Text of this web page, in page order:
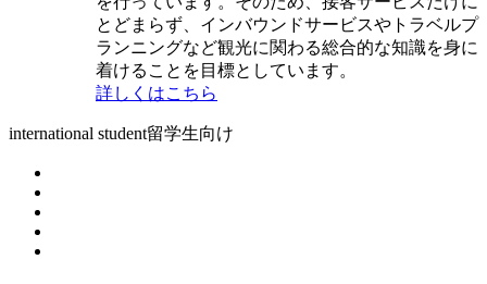
とどまらず、インバウンドサービスやトラベルプ
ランニングなど観光に関わる総合的な知識を身に
着けることを目標としています。
詳しくはこちら
international student留学生向け